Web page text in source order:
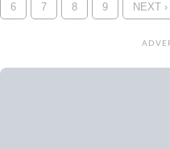
6 7 8 9 NEXT ›